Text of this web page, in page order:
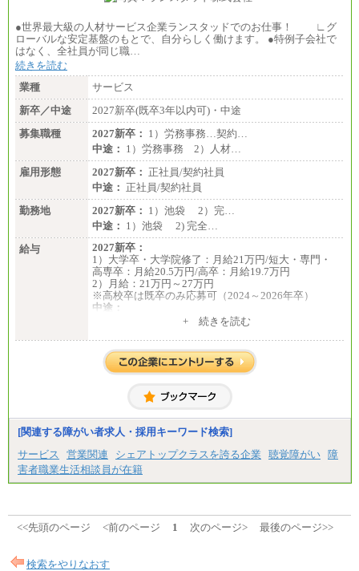
●世界最大級の人材サービス企業ランスタッドでのお仕事！ ∟グ
ローバルな安定基盤のもとで、自分らしく働けます。 ●特例子会社で
はなく、全社員が同じ職…
続きを読む
業種
サービス
新卒／中途
2027新卒(既卒3年以内可)・中途
募集職種
2027新卒： 1）労務事務…契約…
中途： 1）労務事務 2）人材…
雇用形態
2027新卒： 正社員/契約社員
中途： 正社員/契約社員
勤務地
2027新卒： 1）池袋 2）完…
中途： 1）池袋 2) 完全…
給与
2027新卒：
1）大学卒・大学院修了：月給21万円/短大・専門・
高専卒：月給20.5万円/高卒：月給19.7万円
2）月給：21万円～27万円
※高校卒は既卒のみ応募可（2024～2026年卒）
中途：
1）月給：21万円～25万円+ 続きを読む
[関連する障がい者求人・採用キーワード検索]
サービス
営業関連 シェアトップクラスを誇る企業 聴覚障がい 障
害者職業生活相談員が在籍
<<先頭のページ <前のページ 1 次のページ> 最後のページ>>
検索をやりなおす